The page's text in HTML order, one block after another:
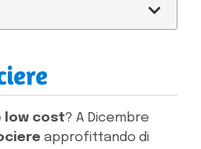
low cost? A Dicembre
approfittando di